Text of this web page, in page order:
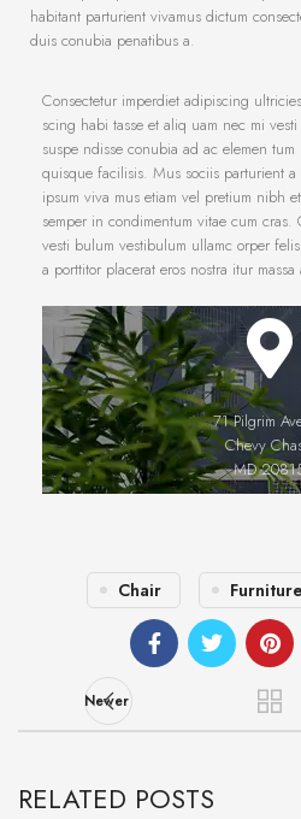
habitant parturient vivamus dictum
duis conubia penatibus a.
Consectetur imperdiet adipiscing
scing habi tasse et aliq uam nec mi
suspe ndisse conubia ad ac elemen
quisque facilisis. Mus sociis parturient
ipsum viva mus etiam vel pretium nibh
semper in condimentum vitae cum
vesti bulum vestibulum ullamc orper
a porttitor placerat eros nostra itur
71 Pilgrim
Chevy
MD
Chair Furniture
Newer
RELATED POSTS